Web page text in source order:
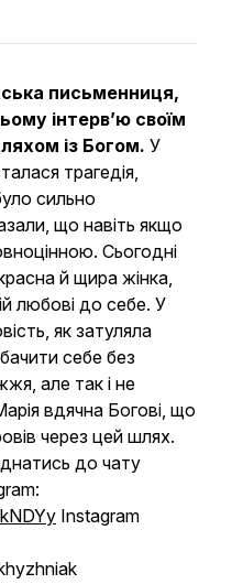
письменниця,
інтерв’ю своїм
із Богом. У
трагедія,
сильно
що навіть якщо
Сьогодні
й щира жінка,
любові до себе. У
як затуляла
себе без
але так і не
вдячна Богові, що
через цей шлях.
до чату
Instagram